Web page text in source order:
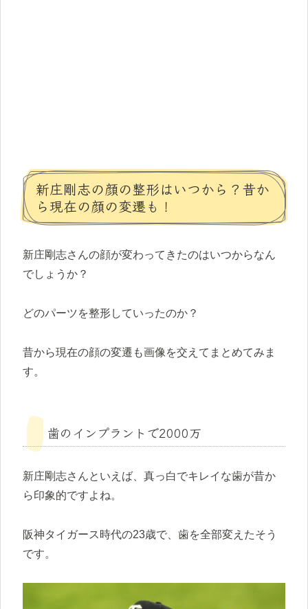
新庄剛志の顔の整形はいつから？昔か
ら現在の顔の変遷も！
新庄剛志さんの顔が変わってきたのはいつからなん
でしょうか？
どのパーツを整形していったのか？
昔から現在の顔の変遷も画像を交えてまとめてみま
す。
歯のインプラントで2000万
新庄剛志さんといえば、真っ白でキレイな歯が昔か
ら印象的ですよね。
阪神タイガース時代の23歳で、歯を全部変えたそう
です。